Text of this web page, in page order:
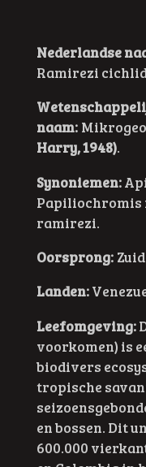
Nederlandse
Ramirezi
naam:
Harry, 1948).
Synoniemen:
Papiliochromis
ramirezi.
Oorsprong:
Landen:
Leefomgeving:
voorkomen) is
biodivers
tropische
en bossen. Dit
600.000